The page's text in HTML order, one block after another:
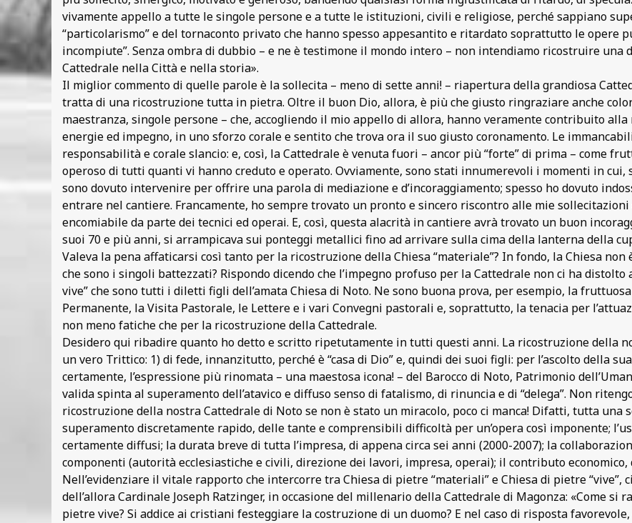
vivamente appello a tutte le singole persone e a tutte le istituzioni, civili e religiose, perché sappiano
“particolarismo” e del tornaconto privato che hanno spesso appesantito e ritardato soprattutto le opere
incompiute”. Senza ombra di dubbio – e ne è testimone il mondo intero – non intendiamo ricostruire una
Cattedrale nella Città e nella storia».
Il miglior commento di quelle parole è la sollecita – meno di sette anni! – riapertura della grandiosa
tratta di una ricostruzione tutta in pietra. Oltre il buon Dio, allora, è più che giusto ringraziare anche
maestranza, singole persone – che, accogliendo il mio appello di allora, hanno veramente contribuito
energie ed impegno, in uno sforzo corale e sentito che trova ora il suo giusto coronamento. Le
responsabilità e corale slancio: e, così, la Cattedrale è venuta fuori – ancor più “forte” di prima – come
operoso di tutti quanti vi hanno creduto e operato. Ovviamente, sono stati innumerevoli i momenti in
sono dovuto intervenire per offrire una parola di mediazione e d’incoraggiamento; spesso ho dovuto
entrare nel cantiere. Francamente, ho sempre trovato un pronto e sincero riscontro alle mie
encomiabile da parte dei tecnici ed operai. E, così, questa alacrità in cantiere avrà trovato un buon
suoi 70 e più anni, si arrampicava sui ponteggi metallici fino ad arrivare sulla cima della lanterna della
Valeva la pena affaticarsi così tanto per la ricostruzione della Chiesa “materiale”? In fondo, la Chiesa non
che sono i singoli battezzati? Rispondo dicendo che l’impegno profuso per la Cattedrale non ci ha
vive” che sono tutti i diletti figli dell’amata Chiesa di Noto. Ne sono buona prova, per esempio, la
Permanente, la Visita Pastorale, le Lettere e i vari Convegni pastorali e, soprattutto, la tenacia per
non meno fatiche che per la ricostruzione della Cattedrale.
Desidero qui ribadire quanto ho detto e scritto ripetutamente in tutti questi anni. La ricostruzione della
un vero Trittico: 1) di fede, innanzitutto, perché è “casa di Dio” e, quindi dei suoi figli: per l’ascolto della
certamente, l’espressione più rinomata – una maestosa icona! – del Barocco di Noto, Patrimonio
valida spinta al superamento dell’atavico e diffuso senso di fatalismo, di rinuncia e di “delega”. Non
ricostruzione della nostra Cattedrale di Noto se non è stato un miracolo, poco ci manca! Difatti, tutta
superamento discretamente rapido, delle tante e comprensibili difficoltà per un’opera così imponente;
certamente diffusi; la durata breve di tutta l’impresa, di appena circa sei anni (2000-2007); la
componenti (autorità ecclesiastiche e civili, direzione dei lavori, impresa, operai); il contributo
Nell’evidenziare il vitale rapporto che intercorre tra Chiesa di pietre “materiali” e Chiesa di pietre “vive”,
dell’allora Cardinale Joseph Ratzinger, in occasione del millenario della Cattedrale di Magonza: «Come
pietre vive? Si addice ai cristiani festeggiare la costruzione di un duomo? E nel caso di risposta